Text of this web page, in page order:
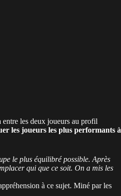
entre les deux joueurs au profil
les joueurs les plus performants à
le plus équilibré possible. Après
qui que ce soit. On a mis les
à ce sujet. Miné par les